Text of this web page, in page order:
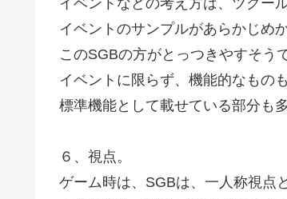
イベントのサンプルがあらかじめ
このSGBの方がとっつきやすそう
イベントに限らず、機能的なもの
標準機能として載せている部分も
６、視点。
ゲーム時は、SGBは、一人称視点